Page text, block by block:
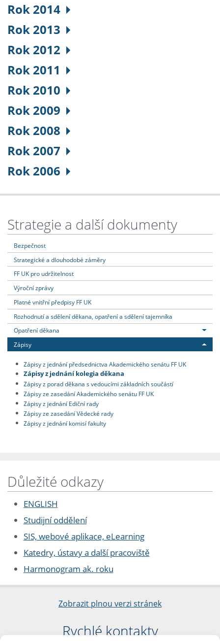
Rok 2014
Rok 2013
Rok 2012
Rok 2011
Rok 2010
Rok 2009
Rok 2008
Rok 2007
Rok 2006
Strategie a další dokumenty
Bezpečnost
Strategické a dlouhodobé záměry
FF UK pro udržitelnost
Výroční zprávy
Platné vnitřní předpisy FF UK
Rozhodnutí a sdělení děkana, opatření a sdělení tajemníka
Opatření děkana
Zápisy
Zápisy z jednání předsednictva Akademického senátu FF UK
Zápisy z jednání kolegia děkana
Zápisy z porad děkana s vedoucími základních součástí
Zápisy ze zasedání Akademického senátu FF UK
Zápisy z jednání Ediční rady
Zápisy ze zasedání Vědecké rady
Zápisy z jednání komisí fakulty
Důležité odkazy
ENGLISH
Studijní oddělení
SIS, webové aplikace, eLearning
Katedry, ústavy a další pracoviště
Harmonogram ak. roku
Zobrazit plnou verzi stránek
Rychlé kontakty